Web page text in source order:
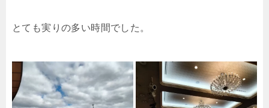
とても実りの多い時間でした。